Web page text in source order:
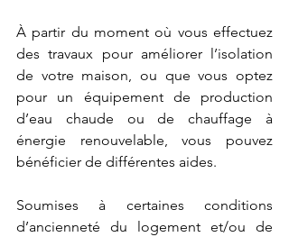
À partir du moment où vous effectuez
des travaux pour améliorer l’isolation
de votre maison, ou que vous optez
pour un équipement de production
d’eau chaude ou de chauffage à
énergie renouvelable, vous pouvez
bénéficier de différentes aides.
Soumises à certaines conditions
d’ancienneté du logement et/ou de